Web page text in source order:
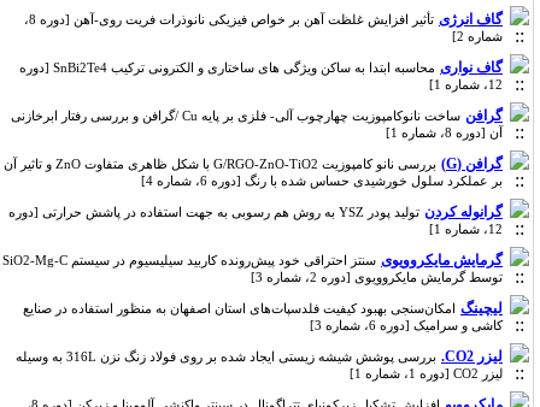
گاف انرژی
تأثیر افزایش غلظت آهن بر خواص فیزیکی نانوذرات فریت روی-آهن [دوره 8،
شماره 2]
گاف نواری
محاسبه ابتدا به ساکن ویژگی های ساختاری و الکترونی ترکیب SnBi2Te4 [دوره
12، شماره 1]
گرافن
ساخت نانوکامپوزیت چهارچوب‌ آلی- فلزی بر پایه Cu /گرافن و بررسی رفتار ابرخازنی
آن [دوره 8، شماره 1]
گرافن (G)
بررسی نانو کامپوزیت G/RGO-ZnO-TiO2 با شکل ظاهری متفاوت ZnO و تاثیر آن
بر عملکرد سلول خورشیدی حساس شده با رنگ [دوره 6، شماره 4]
گرانوله کردن
تولید پودر YSZ به روش هم رسوبی به جهت استفاده در پاشش حرارتی [دوره
12، شماره 1]
گرمایش مایکروویوی
سنتز احتراقی خود پیش‌رونده کاربید سیلیسیوم در سیستم SiO2-Mg-C
توسط گرمایش مایکروویوی [دوره 2، شماره 3]
لیچینگ امکان‌سنجی بهبود کیفیت فلدسپات‌های استان اصفهان به منظور استفاده در صنایع
کاشی و سرامیک [دوره 6، شماره 3]
لیزر CO2.
بررسی پوشش شیشه زیستی ایجاد شده بر روی فولاد زنگ نزن 316L به وسیله
لیزر CO2 [دوره 1، شماره 1]